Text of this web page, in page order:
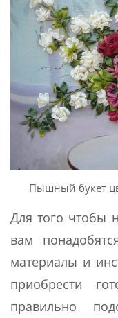
Пышный букет
Для того чтобы
вам
материалы и
приобрести
правильно